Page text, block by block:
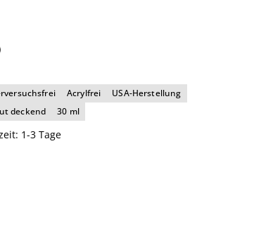
Acrylfrei
USA-Herstellung
deckend 30 ml
1-3 Tage